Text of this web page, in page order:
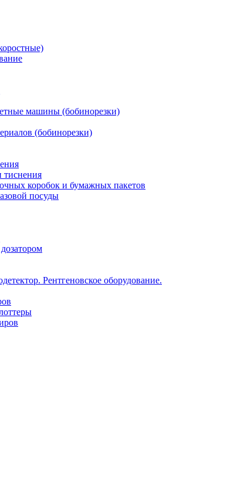
машины (бобинорезки)
(бобинорезки)
тиснения
коробок и бумажных пакетов
посуды
Рентгеновское оборудование.